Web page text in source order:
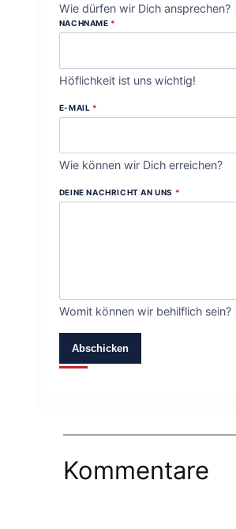
Wie dürfen wir Dich ansprechen?
NACHNAME *
Höflichkeit ist uns wichtig!
E-MAIL *
Wie können wir Dich erreichen?
DEINE NACHRICHT AN UNS *
Womit können wir behilflich sein?
Abschicken
Kommentare